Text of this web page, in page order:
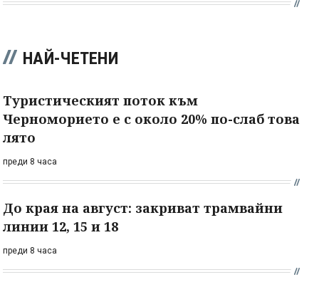
НАЙ-ЧЕТЕНИ
Туристическият поток към
Черноморието е с около 20% по-слаб това
лято
преди 8 часа
До края на август: закриват трамвайни
линии 12, 15 и 18
преди 8 часа